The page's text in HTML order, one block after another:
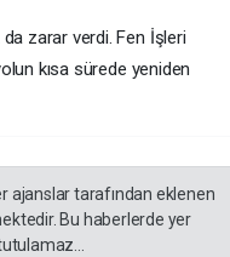
zarar verdi. Fen İşleri
kısa sürede yeniden
ajanslar tarafından eklenen
Bu haberlerde yer